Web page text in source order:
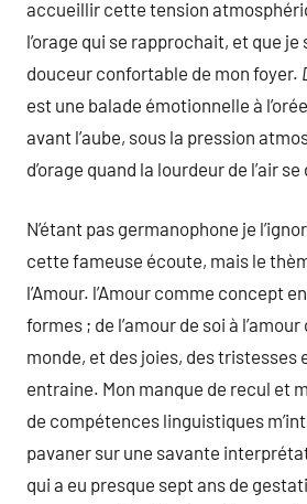
accueillir cette tension
l’orage qui se rapprochait, et que
douceur confortable de mon foyer.
est une balade émotionnelle à
avant l’aube, sous la pression
d’orage quand la lourdeur de l’air
N’étant pas germanophone je
cette fameuse écoute, mais le
l’Amour. l’Amour comme concept
formes ; de l’amour de soi à
monde, et des joies, des tristesses
entraine. Mon manque de recul et
de compétences linguistiques
pavaner sur une savante
qui a eu presque sept ans de